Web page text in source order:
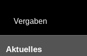
Vergaben
Aktuelles